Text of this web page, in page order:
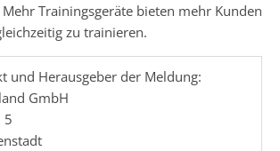
Trainingsgeräte bieten mehr Kunden
zu trainieren.
und Herausgeber der Meldung:
GmbH
5